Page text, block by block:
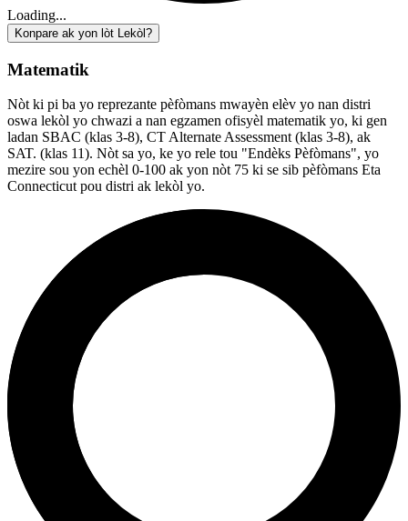
Loading...
Konpare ak yon lòt Lekòl?
Matematik
Nòt ki pi ba yo reprezante pèfòmans mwayèn elèv yo nan distri
oswa lekòl yo chwazi a nan egzamen ofisyèl matematik yo, ki gen
ladan SBAC (klas 3-8), CT Alternate Assessment (klas 3-8), ak
SAT. (klas 11). Nòt sa yo, ke yo rele tou "Endèks Pèfòmans", yo
mezire sou yon echèl 0-100 ak yon nòt 75 ki se sib pèfòmans Eta
Connecticut pou distri ak lekòl yo.